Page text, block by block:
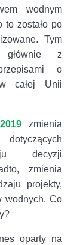
wodnym
to zostało po
Tym
z
o
całej Unii
zmienia
decyzji
zmienia
projekty,
wodnych. Co
oparty na